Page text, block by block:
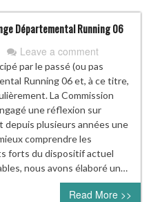
Départemental Running 06
Leave a comment
par le passé (ou pas
Running 06 et, à ce titre,
La Commission
une réflexion sur
depuis plusieurs années une
comprendre les
forts du dispositif actuel
nous avons élaboré un…
Read More >>